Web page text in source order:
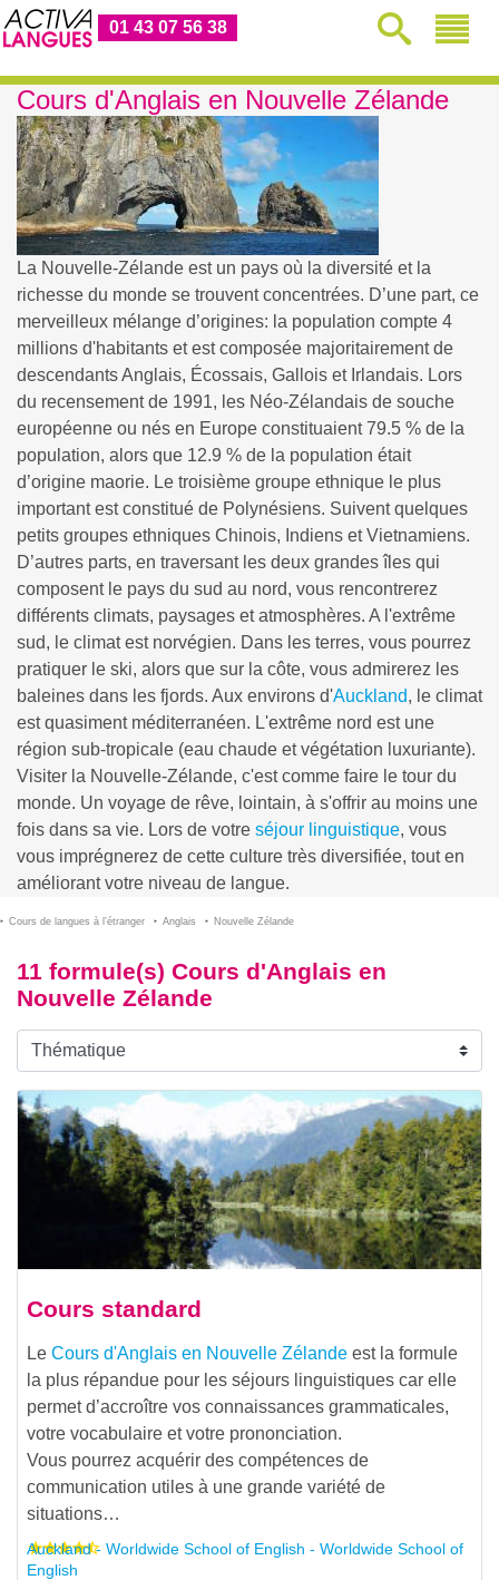
01 43 07 56 38
Cours d'Anglais en Nouvelle Zélande
La Nouvelle-Zélande est un pays où la diversité et la
richesse du monde se trouvent concentrées. D’une part, ce
merveilleux mélange d’origines: la population compte 4
millions d'habitants et est composée majoritairement de
descendants Anglais, Écossais, Gallois et Irlandais. Lors
du recensement de 1991, les Néo-Zélandais de souche
européenne ou nés en Europe constituaient 79.5 % de la
population, alors que 12.9 % de la population était
d’origine maorie. Le troisième groupe ethnique le plus
important est constitué de Polynésiens. Suivent quelques
petits groupes ethniques Chinois, Indiens et Vietnamiens.
D’autres parts, en traversant les deux grandes îles qui
composent le pays du sud au nord, vous rencontrerez
différents climats, paysages et atmosphères. A l'extrême
sud, le climat est norvégien. Dans les terres, vous pourrez
pratiquer le ski, alors que sur la côte, vous admirerez les
baleines dans les fjords. Aux environs d'Auckland, le climat
est quasiment méditerranéen. L'extrême nord est une
région sub-tropicale (eau chaude et végétation luxuriante).
Visiter la Nouvelle-Zélande, c'est comme faire le tour du
monde. Un voyage de rêve, lointain, à s'offrir au moins une
fois dans sa vie. Lors de votre séjour linguistique, vous
vous imprégnerez de cette culture très diversifiée, tout en
améliorant votre niveau de langue.
Cours de langues à l’étranger Anglais Nouvelle Zélande
11 formule(s) Cours d'Anglais en
Nouvelle Zélande
Cours standard
Le Cours d'Anglais en Nouvelle Zélande est la formule
la plus répandue pour les séjours linguistiques car elle
permet d’accroître vos connaissances grammaticales,
votre vocabulaire et votre prononciation.
Vous pourrez acquérir des compétences de
communication utiles à une grande variété de
situations…
Auckland - Worldwide School of English - Worldwide School of
English